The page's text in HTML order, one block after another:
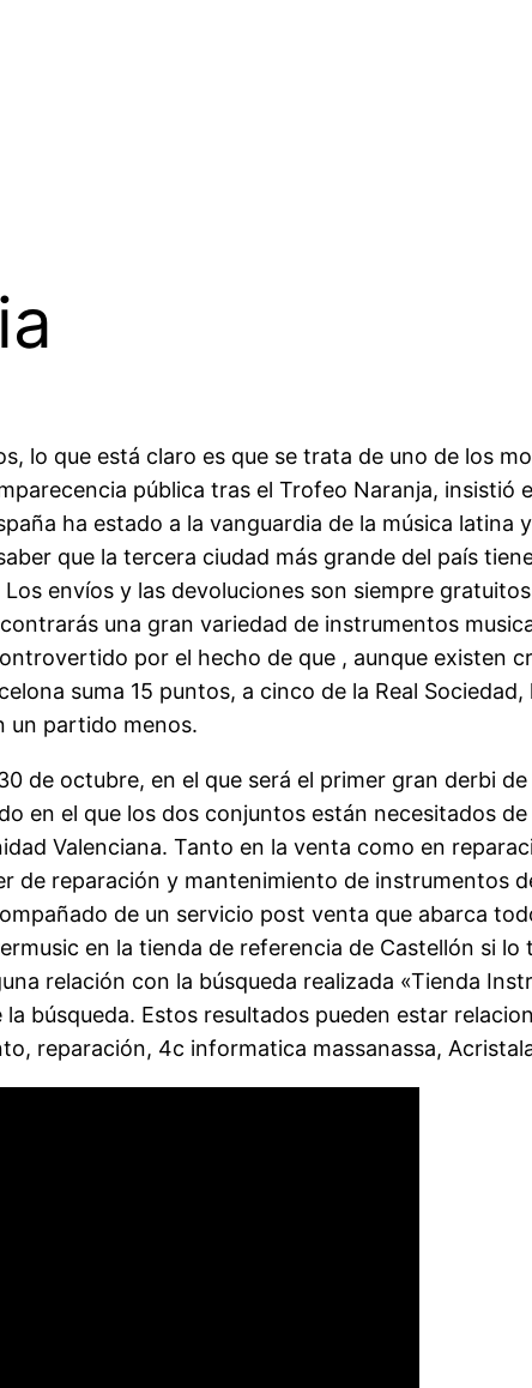
lo que está claro es que se trata de uno de los
pública tras el Trofeo Naranja, insistió
ha estado a la vanguardia de la música latina
que la tercera ciudad más grande del país
envíos y las devoluciones son siempre
una gran variedad de instrumentos
por el hecho de que , aunque existen
suma 15 puntos, a cinco de la Real
un partido menos.
de octubre, en el que será el primer gran derbi
en el que los dos conjuntos están necesitados
Valenciana. Tanto en la venta como en
de reparación y mantenimiento de instrumentos
de un servicio post venta que abarca
en la tienda de referencia de Castellón si
relación con la búsqueda realizada «Tienda
búsqueda. Estos resultados pueden estar
reparación, 4c informatica massanassa,